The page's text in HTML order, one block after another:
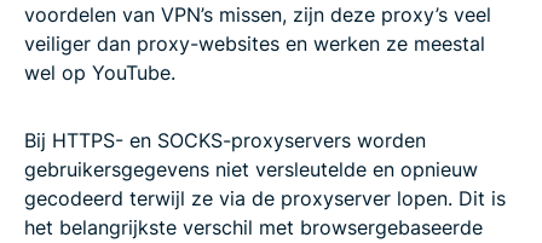
voordelen van VPN’s missen, zijn deze proxy’s veel
veiliger dan proxy-websites en werken ze meestal
wel op YouTube.
Bij HTTPS- en SOCKS-proxyservers worden
gebruikersgegevens niet versleutelde en opnieuw
gecodeerd terwijl ze via de proxyserver lopen. Dit is
het belangrijkste verschil met browsergebaseerde